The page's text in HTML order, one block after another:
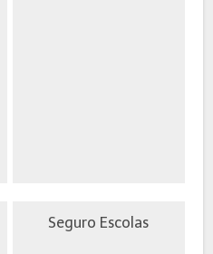
Seguro Escolas